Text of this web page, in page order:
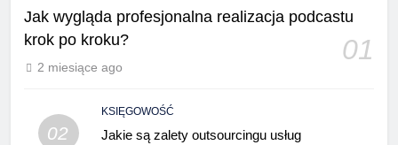
Jak wygląda profesjonalna realizacja podcastu
krok po kroku?
01
2 miesiące ago
02
KSIĘGOWOŚĆ
Jakie są zalety outsourcingu usług